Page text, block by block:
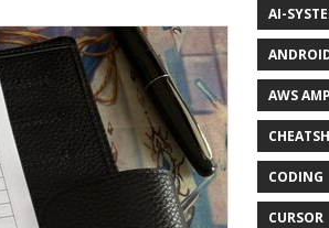
AI-
AWS
CODING
CURSOR